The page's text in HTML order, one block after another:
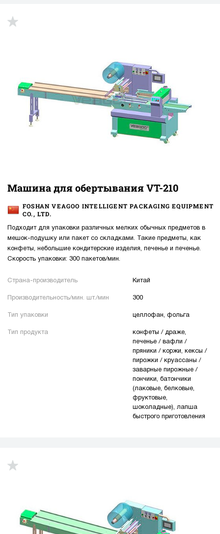
Машина для обертывания VT-210
FOSHAN VEAGOO INTELLIGENT PACKAGING EQUIPMENT
CO., LTD.
Подходит для упаковки различных мелких обычных предметов в
мешок-подушку или пакет со складками. Такие предметы, как
конфеты, небольшие кондитерские изделия, печенье и печенье.
Скорость упаковки: 300 пакетов/мин.
Страна-производитель Китай
Производительность/мин. шт./мин 300
Тип упаковки целлофан, фольга
Тип продукта
конфеты / драже,
печенье / вафли /
пряники / коржи, кексы /
пирожки / круассаны /
заварные пирожные /
пончики, батончики
(лаковые, белковые,
фруктовые,
шоколадные), лапша
быстрого приготовления